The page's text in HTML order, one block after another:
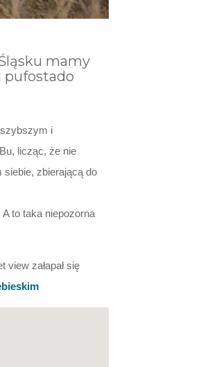
mamy
pufostado
i
licząc, że nie
siebie, zbierającą do
to taka niepozorna
załapał się